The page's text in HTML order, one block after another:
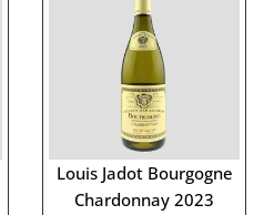
Louis Jadot Bourgogne
Chardonnay 2023